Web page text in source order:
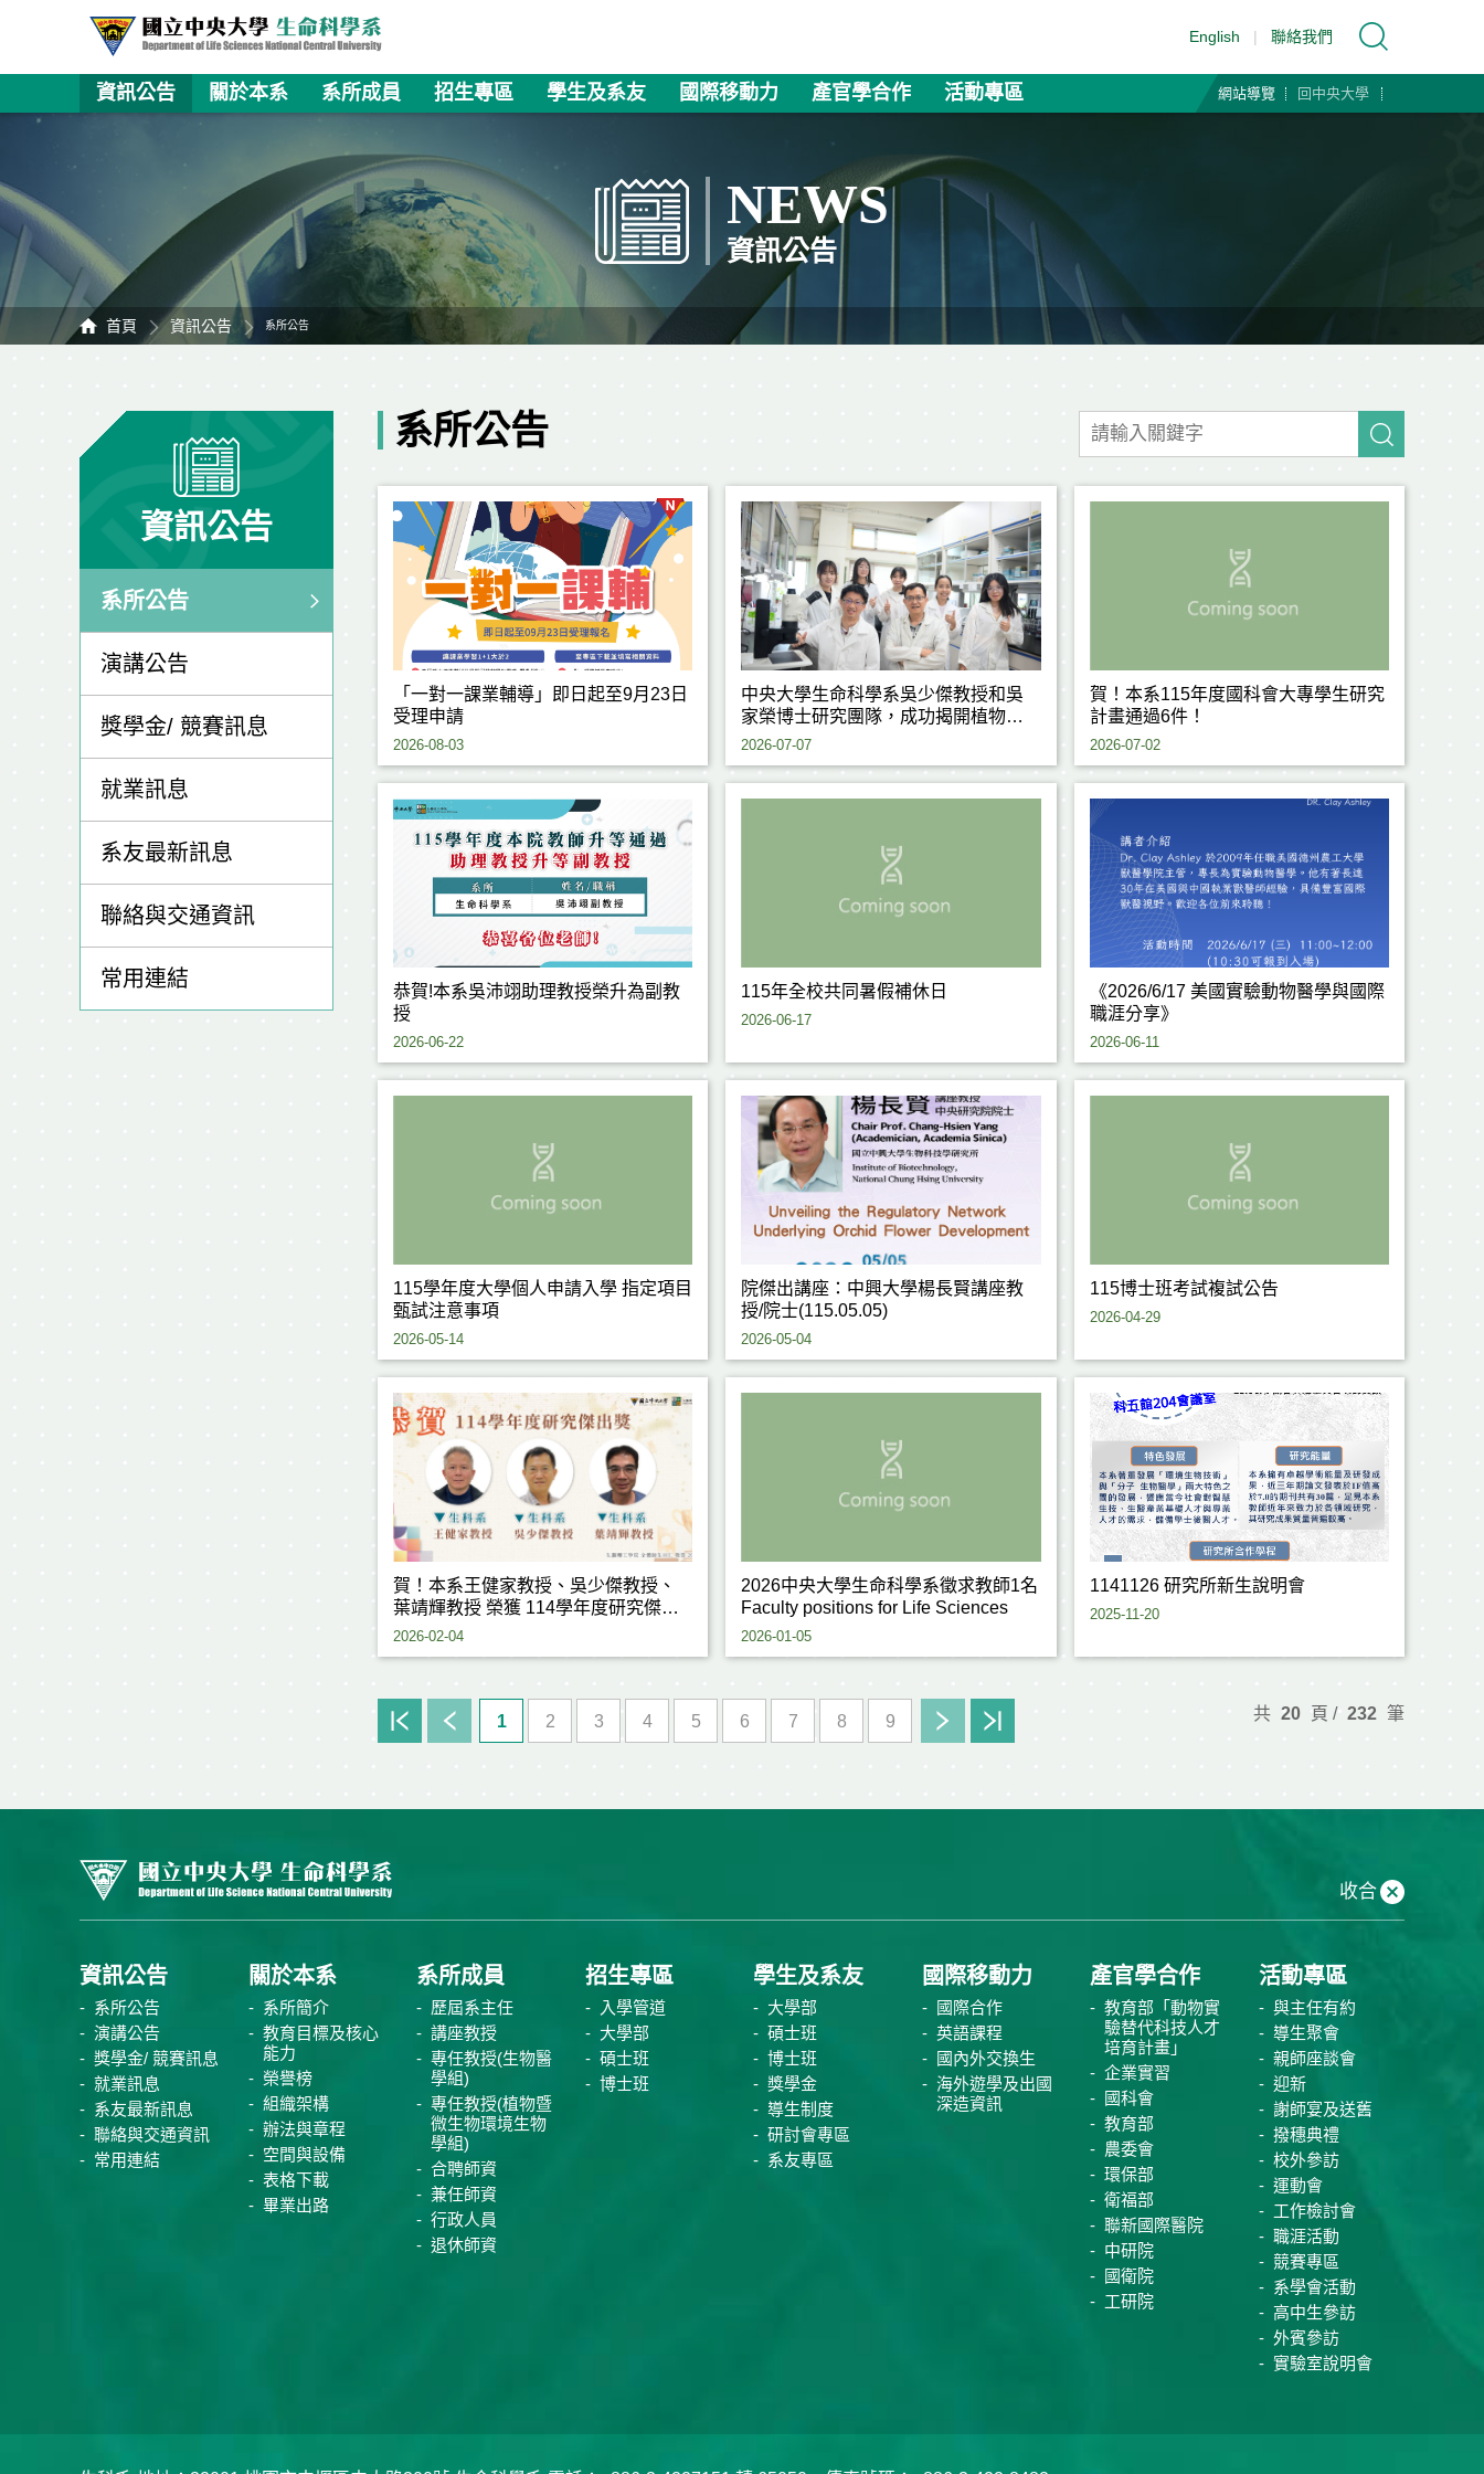
English | 聯絡我們
資訊公告 關於本系 系所成員 招生專區 學生及系友 國際移動力 產官學合作 活動專區 網站導覽 回中央大學
NEWS
資訊公告
首頁 資訊公告 系所公告
資訊公告
系所公告
演講公告
獎學金/ 競賽訊息
就業訊息
系友最新訊息
聯絡與交通資訊
常用連結
系所公告
「一對一課業輔導」即日起至9月23日
受理申請
2026-08-03
中央大學生命科學系吳少傑教授和吳
家榮博士研究團隊，成功揭開植物耐
熱反應背後的重要關鍵機制，研究成
Experimental Botany》
2026-07-07
賀！本系115年度國科會大專學生研究
計畫通過6件！
2026-07-02
恭賀!本系吳沛翊助理教授榮升為副教
授
2026-06-22
115年全校共同暑假補休日
2026-06-17
《2026/6/17 美國實驗動物醫學與國際
職涯分享》
2026-06-11
115學年度大學個人申請入學 指定項目
甄試注意事項
2026-05-14
院傑出講座：中興大學楊長賢講座教
授/院士(115.05.05)
2026-05-04
115博士班考試複試公告
2026-04-29
賀！本系王健家教授、吳少傑教授、
葉靖輝教授 榮獲 114學年度研究傑出
獎
2026-02-04
2026中央大學生命科學系徵求教師1名
Faculty positions for Life Sciences
2026-01-05
1141126 研究所新生說明會
2025-11-20
1 2 3 4 5 6 7 8 9 共 20 頁 / 232 筆
收合
資訊公告
系所公告
演講公告
獎學金/ 競賽訊息
就業訊息
系友最新訊息
聯絡與交通資訊
常用連結
關於本系
系所簡介
教育目標及核心
能力
榮譽榜
組織架構
辦法與章程
空間與設備
表格下載
畢業出路
系所成員
歷屆系主任
講座教授
專任教授(生物醫
學組)
專任教授(植物暨
微生物環境生物
學組)
合聘師資
兼任師資
行政人員
退休師資
招生專區
入學管道
大學部
碩士班
博士班
學生及系友
大學部
碩士班
博士班
獎學金
導生制度
研討會專區
系友專區
國際移動力
國際合作
英語課程
國內外交換生
海外遊學及出國
深造資訊
產官學合作
教育部「動物實
驗替代科技人才
培育計畫」
企業實習
國科會
教育部
農委會
環保部
衛福部
聯新國際醫院
中研院
國衛院
工研院
活動專區
與主任有約
導生聚會
親師座談會
迎新
謝師宴及送舊
撥穗典禮
校外參訪
運動會
工作檢討會
職涯活動
競賽專區
系學會活動
高中生參訪
外賓參訪
實驗室說明會